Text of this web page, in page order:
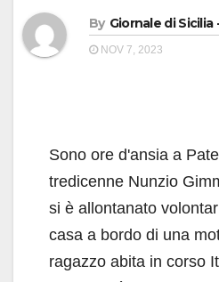
By Giornale di
NOV 7, 2023
Sono ore d'ansia a
tredicenne Nunzio
si è allontanato
casa a bordo di una
ragazzo abita in corso